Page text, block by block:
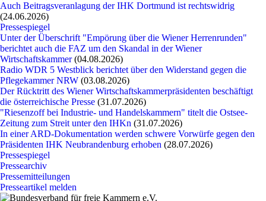
Auch Beitragsveranlagung der IHK Dortmund ist rechtswidrig
(24.06.2026)
Pressespiegel
Unter der Überschrift "Empörung über die Wiener Herrenrunden"
berichtet auch die FAZ um den Skandal in der Wiener
Wirtschaftskammer(04.08.2026)
Radio WDR 5 Westblick berichtet über den Widerstand gegen die
Pflegekammer NRW (03.08.2026)
Der Rücktritt des Wiener Wirtschaftskammerpräsidenten beschäftigt
die österreichische Presse (31.07.2026)
"Riesenzoff bei Industrie- und Handelskammern" titelt die Ostsee-
Zeitung zum Streit unter den IHKn (31.07.2026)
In einer ARD-Dokumentation werden schwere Vorwürfe gegen den
Präsidenten IHK Neubrandenburg erhoben (28.07.2026)
Pressespiegel
Pressearchiv
Pressemitteilungen
Presseartikel melden